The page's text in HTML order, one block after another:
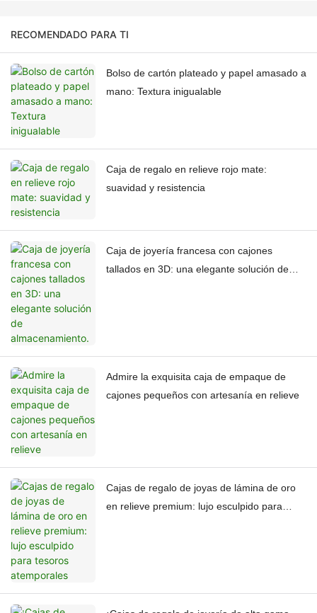
RECOMENDADO PARA TI
Bolso de cartón plateado y papel amasado a
mano: Textura inigualable
Caja de regalo en relieve rojo mate:
suavidad y resistencia
Caja de joyería francesa con cajones
tallados en 3D: una elegante solución de
Admire la exquisita caja de empaque de
cajones pequeños con artesanía en relieve
Cajas de regalo de joyas de lámina de oro
en relieve premium: lujo esculpido para